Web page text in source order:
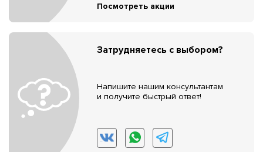
Посмотреть акции
Затрудняетесь с выбором?
Напишите нашим консультантам
и получите быстрый ответ!